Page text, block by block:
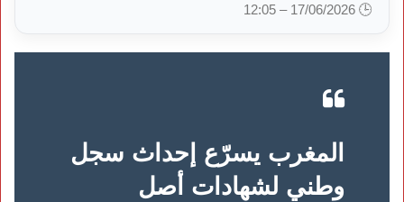
🕒 17/06/2026 – 12:05
المغرب يسرّع إحداث سجل
وطني لشهادات أصل